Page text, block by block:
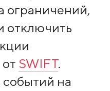
ограничений,
отключить
SWIFT.
событий на